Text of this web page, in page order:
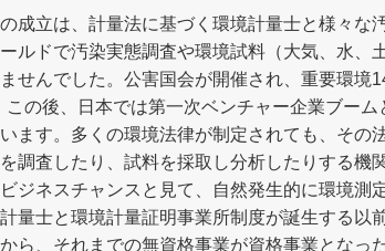
成立は、計量法に基づく環境計量士と様々な
ルドで汚染実態調査や環境試料（大気、水、
せんでした。公害国会が開催され、重要環境
の後、日本では第一次ベンチャー企業ブーム
ます。多くの環境法律が制定されても、その
調査したり、試料を採取し分析したりする機
ジネスチャンスと見て、自然発生的に環境測
量士と環境計量証明事業所制度が誕生する以
ら、それまでの無資格事業が資格事業となっ